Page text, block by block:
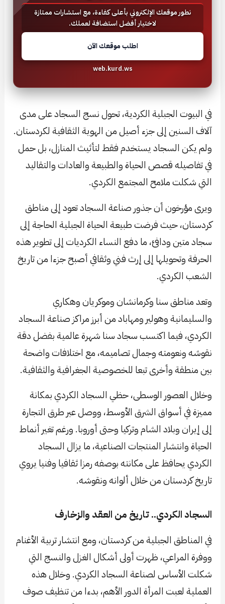
نطور موقعك الإلكتروني بأعلى كفاءة، مع استشارات ممتازة
لاختيار أفضل استضافة لعملك.
اطلب موقعك الآن
web.kurd.ws
في البيوت الجبلية الكردية، تحول نسج السجاد على مدى
آلاف السنين إلى جزء أصيل من الهوية الثقافية لكردستان.
ولم يكن السجاد يستخدم فقط لتأثيث المنازل، بل حمل
في تفاصيله قصص الحياة والطبيعة والعادات والتقاليد
التي شكلت ملامح المجتمع الكردي.
ويرى مؤرخون أن جذور صناعة السجاد تعود إلى مناطق
كردستان، حيث فرضت طبيعة الحياة الجبلية الحاجة إلى
سجاد متين ودافئ، ما دفع النساء الكرديات إلى تطوير هذه
الحرفة وتحويلها إلى إرث فني وثقافي أصبح جزءا من تاريخ
الشعب الكردي.
وتعد مناطق سنا وكرمانشان وموكريان وهكاري
والسليمانية وهولير ومهاباد من أبرز مراكز صناعة السجاد
الكردي، فيما اكتسب سجاد سنا شهرة عالمية بفضل دقة
نقوشه ونعومته وجمال تصاميمه، مع اختلافات واضحة
بين منطقة وأخرى تبعا للخصوصية الجغرافية والثقافية.
وخلال العصور الوسطى، حظي السجاد الكردي بمكانة
مميزة في أسواق الشرق الأوسط، ووصل عبر طرق التجارة
إلى إيران وبلاد الشام وتركيا وحتى أوروبا. ورغم تغير أنماط
الحياة وانتشار المنتجات الصناعية، ما يزال السجاد
الكردي يحافظ على مكانته بوصفه رمزا ثقافيا وفنيا يروي
تاريخ كردستان من خلال ألوانه ونقوشه.
السجاد الكردي.. تاريخ من العقد والزخارف
في المناطق الجبلية من كردستان، ومع انتشار تربية الأغنام
ووفرة المراعي، ظهرت أولى أشكال الغزل والنسج التي
شكلت الأساس لصناعة السجاد الكردي. وخلال هذه
العملية لعبت المرأة الدور الأهم، بدءا من تنظيف صوف